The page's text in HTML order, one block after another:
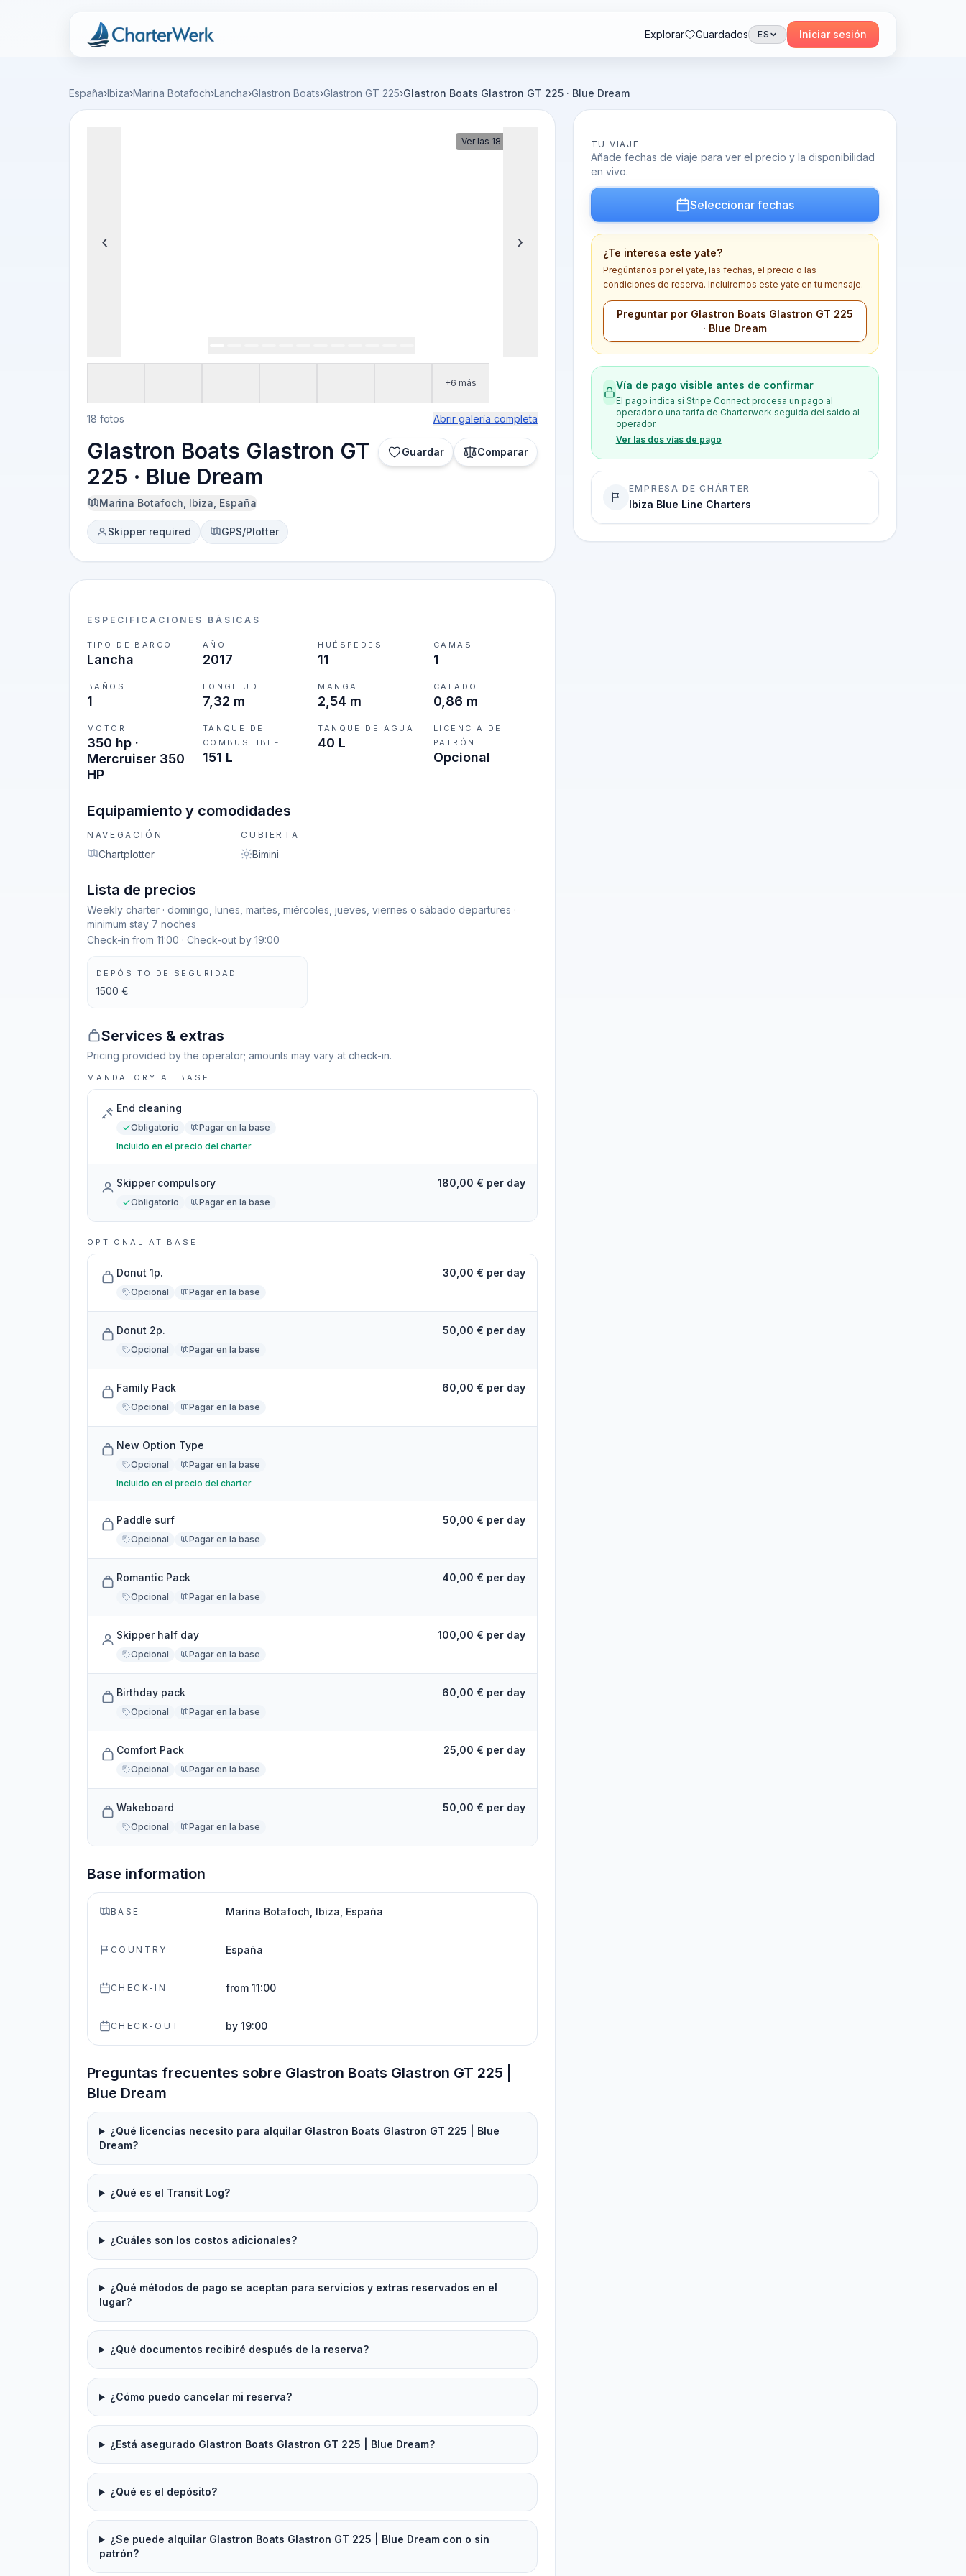
Charterwerk
Explorar Guardados ES Iniciar sesión
España›Ibiza›Marina Botafoch›Lancha›Glastron Boats›Glastron GT 225›Glastron Boats Glastron GT 225 · Blue Dream
Ver las 18 fotos
‹ ›
+6 más
18 fotos Abrir galería completa
Glastron Boats Glastron GT
225 · Blue Dream
Guardar Comparar
Marina Botafoch, Ibiza, España
Skipper required GPS/Plotter
ESPECIFICACIONES BÁSICAS
TIPO DE BARCO
Lancha
AÑO
2017
HUÉSPEDES
11
CAMAS
1
BAÑOS
1
LONGITUD
7,32 m
MANGA
2,54 m
CALADO
0,86 m
MOTOR
350 hp ·
Mercruiser 350
HP
TANQUE DE
COMBUSTIBLE
151 L
TANQUE DE AGUA
40 L
LICENCIA DE
PATRÓN
Opcional
Equipamiento y comodidades
NAVEGACIÓN
Chartplotter
CUBIERTA
Bimini
Lista de precios
Weekly charter · domingo, lunes, martes, miércoles, jueves, viernes o sábado departures ·
minimum stay 7 noches
Check-in from 11:00 · Check-out by 19:00
DEPÓSITO DE SEGURIDAD
1500 €
Services & extras
Pricing provided by the operator; amounts may vary at check-in.
MANDATORY AT BASE
End cleaning
Obligatorio
Pagar en la base
Incluido en el precio del charter
Skipper compulsory
Obligatorio Pagar en la base
180,00 € per day
OPTIONAL AT BASE
Donut 1p.
Opcional Pagar en la base
30,00 € per day
Donut 2p.
Opcional Pagar en la base
50,00 € per day
Family Pack
Opcional Pagar en la base
60,00 € per day
New Option Type
Opcional
Pagar en la base
Incluido en el precio del charter
Paddle surf
Opcional Pagar en la base
50,00 € per day
Romantic Pack
Opcional Pagar en la base
40,00 € per day
Skipper half day
Opcional Pagar en la base
100,00 € per day
Birthday pack
Opcional Pagar en la base
60,00 € per day
Comfort Pack
Opcional Pagar en la base
25,00 € per day
Wakeboard
Opcional Pagar en la base
50,00 € per day
Base information
BASE Marina Botafoch, Ibiza, España
COUNTRY España
CHECK-IN from 11:00
CHECK-OUT by 19:00
Preguntas frecuentes sobre Glastron Boats Glastron GT 225 |
Blue Dream
¿Qué licencias necesito para alquilar Glastron Boats Glastron GT 225 | Blue
Dream?
¿Qué es el Transit Log?
¿Cuáles son los costos adicionales?
¿Qué métodos de pago se aceptan para servicios y extras reservados en el
lugar?
¿Qué documentos recibiré después de la reserva?
¿Cómo puedo cancelar mi reserva?
¿Está asegurado Glastron Boats Glastron GT 225 | Blue Dream?
¿Qué es el depósito?
¿Se puede alquilar Glastron Boats Glastron GT 225 | Blue Dream con o sin
patrón?
TU VIAJE
Añade fechas de viaje para ver el precio y la disponibilidad
en vivo.
Seleccionar fechas
¿Te interesa este yate?
Pregúntanos por el yate, las fechas, el precio o las
condiciones de reserva. Incluiremos este yate en tu mensaje.
Preguntar por Glastron Boats Glastron GT 225
· Blue Dream
Vía de pago visible antes de confirmar
El pago indica si Stripe Connect procesa un pago al
operador o una tarifa de Charterwerk seguida del saldo al
operador.
Ver las dos vías de pago
EMPRESA DE CHÁRTER
Ibiza Blue Line Charters